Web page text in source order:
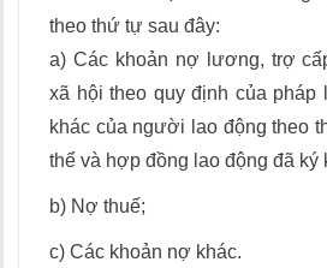
theo thứ tự sau đây:
a) Các khoản nợ lương, trợ
xã hội theo quy định của pháp
khác của người lao động theo
thể và hợp đồng lao động đã ký
b) Nợ thuế;
c) Các khoản nợ khác.